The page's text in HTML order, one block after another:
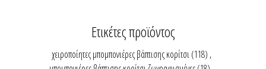
Ετικέτες προϊόντος
χειροποίητες μπομπονιέρες βάπτισης κορίτσι(118) ,